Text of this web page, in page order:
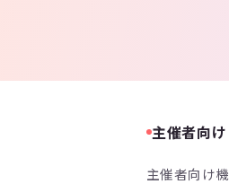
主催者向け
主催者向け